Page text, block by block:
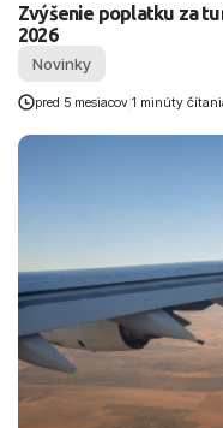
Zvýšenie poplatku za
2026
Novinky
pred 5 mesiacov 1 minúty